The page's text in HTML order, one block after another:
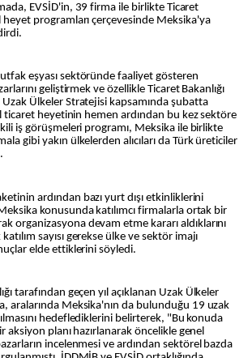
EVSİD'in, 39 firma ile birlikte Ticaret
heyet programları çerçevesinde Meksika'ya
eşyası sektöründe faaliyet gösteren
geliştirmek ve özellikle Ticaret Bakanlığı
Uzak Ülkeler Stratejisi kapsamında şubatta
ticaret heyetinin hemen ardından bu kez sektöre
iş görüşmeleri programı, Meksika ile birlikte
gibi yakın ülkelerden alıcıları da Türk üreticiler
ardından bazı yurt dışı etkinliklerini
konusunda katılımcı firmalarla ortak bir
organizasyona devam etme kararı aldıklarını
sayısı gerekse ülke ve sektör imajı
elde ettiklerini söyledi.
tarafından geçen yıl açıklanan Uzak Ülkeler
aralarında Meksika'nın da bulunduğu 19 uzak
hedeflediklerini belirterek, "Bu konuda
aksiyon planı hazırlanarak öncelikle genel
incelenmesi ve ardından sektörel bazda